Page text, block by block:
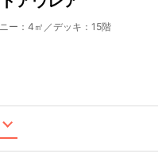
ー：4㎡／デッキ：15階